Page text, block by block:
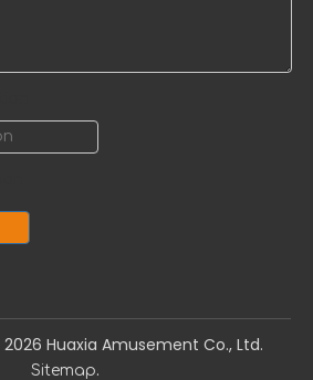
2026 Huaxia Amusement Co., Ltd.
Sitemap.